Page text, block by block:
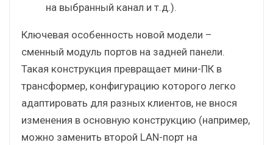
на выбранный канал и т.д.).
Ключевая особенность новой модели –
сменный модуль портов на задней панели.
Такая конструкция превращает мини-ПК в
трансформер, конфигурацию которого легко
адаптировать для разных клиентов, не внося
изменения в основную конструкцию (например,
можно заменить второй LAN-порт на